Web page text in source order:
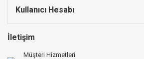
Kullanıcı Hesabı
İletişim
Müşteri Hizmetleri